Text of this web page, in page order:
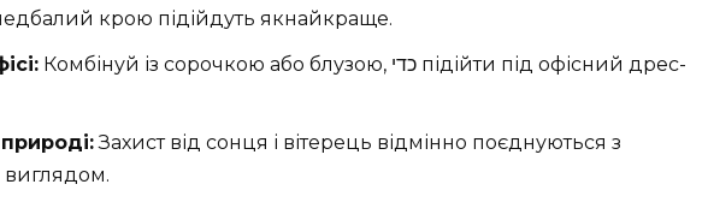
крою підійдуть якнайкраще.
Комбінуй із сорочкою або блузою, כדי підійти під офісний дрес-
Захист від сонця і вітерець відмінно поєднуються з